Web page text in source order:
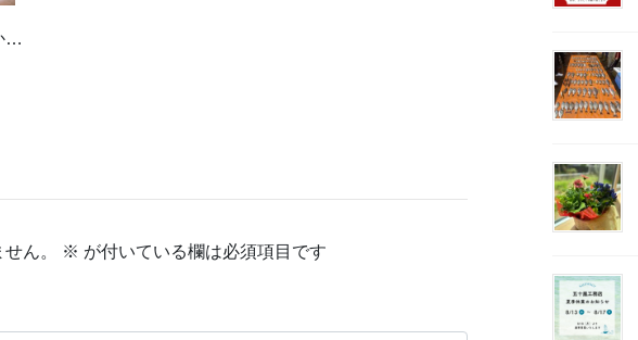
…
ん。 ※ が付いている欄は必須項目です